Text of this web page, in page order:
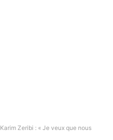
Karim Zeribi : « Je veux que nous